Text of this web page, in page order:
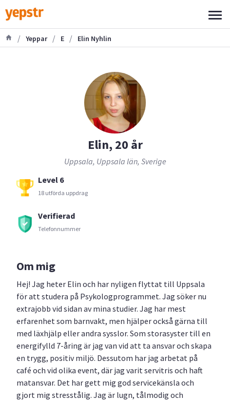
/ Yeppar / E / Elin Nyhlin
Elin, 20 år
Uppsala, Uppsala län, Sverige
Level 6
18 utförda uppdrag
Verifierad
Telefonnummer
Om mig
Hej! Jag heter Elin och har nyligen flyttat till Uppsala
för att studera på Psykologprogrammet. Jag söker nu
extrajobb vid sidan av mina studier. Jag har mest
erfarenhet som barnvakt, men hjälper också gärna till
med läxhjälp eller andra sysslor. Som storasyster till en
energifylld 7-åring är jag van vid att ta ansvar och skapa
en trygg, positiv miljö. Dessutom har jag arbetat på
café och vid olika event, där jag varit servitris och haft
matansvar. Det har gett mig god servicekänsla och
gjort mig stresstålig. Jag är lugn, tålmodig och